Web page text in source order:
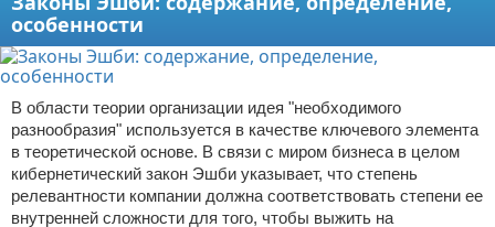
особенности
В области теории организации идея "необходимого
разнообразия" используется в качестве ключевого элемента
в теоретической основе. В связи с миром бизнеса в целом
кибернетический закон Эшби указывает, что степень
релевантности компании должна соответствовать степени ее
внутренней сложности для того, чтобы выжить на